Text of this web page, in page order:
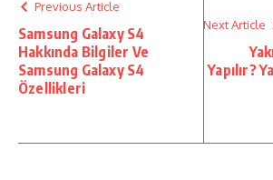
Previous Article
Samsung Galaxy S4
Hakkında Bilgiler Ve
Samsung Galaxy S4
Özellikleri
Next Article
Yapılır?